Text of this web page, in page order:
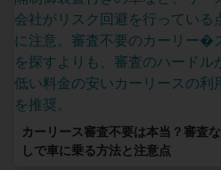
カーリース審査不要は本当？審査な
しで車に乗る方法と注意点